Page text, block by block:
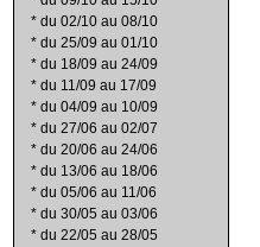
* du 02/10 au 08/10
* du 25/09 au 01/10
* du 18/09 au 24/09
* du 11/09 au 17/09
* du 04/09 au 10/09
* du 27/06 au 02/07
* du 20/06 au 24/06
* du 13/06 au 18/06
* du 05/06 au 11/06
* du 30/05 au 03/06
* du 22/05 au 28/05